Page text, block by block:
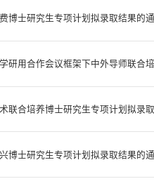
博士研究生专项计划拟录取结果的
研用合作会议框架下中外导师联合
联合培养博士研究生专项计划拟录
博士研究生专项计划拟录取结果的